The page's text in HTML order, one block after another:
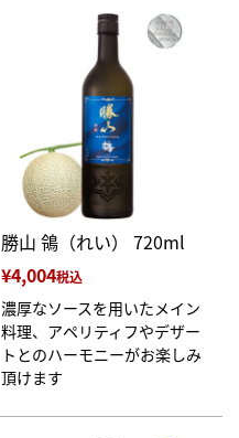
勝山 鴒（れい） 720ml
¥4,004税込
濃厚なソースを用いたメイン
料理、アペリティフやデザー
トとのハーモニーがお楽しみ
頂けます